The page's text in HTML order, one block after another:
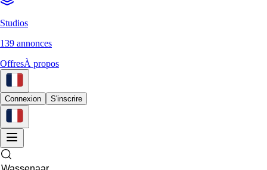
Studios
139 annonces
OffresÀ propos
Connexion S'inscrire